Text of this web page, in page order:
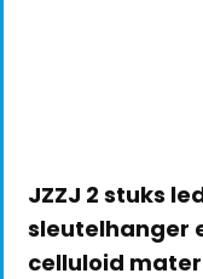
JZZJ 2 stuks
sleutelhanger
celluloid